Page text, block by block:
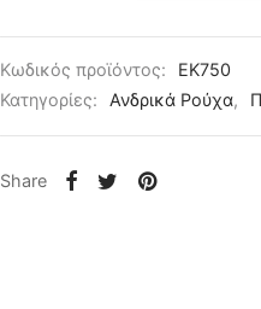
Κωδικός προϊόντος:
EK750
Κατηγορίες:
Ανδρικά Ρούχα,
Share